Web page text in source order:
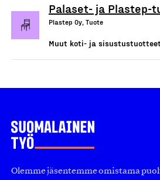
Palaset- ja Plastep-
Plastep Oy, Tuote
Muut koti- ja sisustustuotteet
Olemme jäsentemme omistama